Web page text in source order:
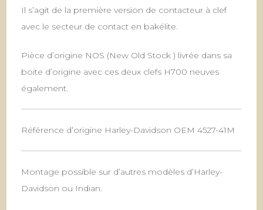
Il s’agit de la première version de contacteur à clef
avec le secteur de contact en bakélite.
Pièce d’origine NOS (New Old Stock ) livrée dans sa
boite d’origine avec ces deux clefs H700 neuves
également.
Référence d’origine Harley-Davidson OEM 4527-41M
Montage possible sur d’autres modèles d’Harley-
Davidson ou Indian.